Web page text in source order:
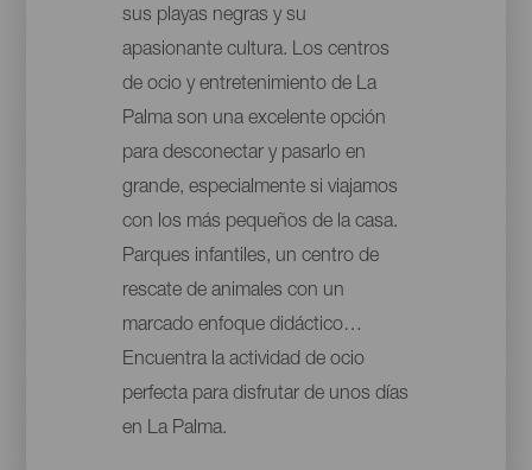
sus playas negras y su
apasionante cultura. Los centros
de ocio y entretenimiento de La
Palma son una excelente opción
para desconectar y pasarlo en
grande, especialmente si viajamos
con los más pequeños de la casa.
Parques infantiles, un centro de
rescate de animales con un
marcado enfoque didáctico…
Encuentra la actividad de ocio
perfecta para disfrutar de unos días
en La Palma.